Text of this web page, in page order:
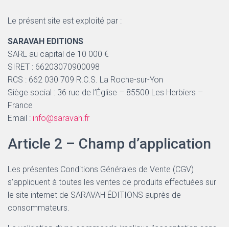
Le présent site est exploité par :
SARAVAH EDITIONS
SARL au capital de 10 000 €
SIRET : 66203070900098
RCS : 662 030 709 R.C.S. La Roche-sur-Yon
Siège social : 36 rue de l’Église – 85500 Les Herbiers –
France
Email : info@saravah.fr
Article 2 – Champ d’application
Les présentes Conditions Générales de Vente (CGV)
s’appliquent à toutes les ventes de produits effectuées sur
le site internet de SARAVAH ÉDITIONS auprès de
consommateurs.